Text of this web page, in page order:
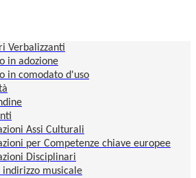
Verbalizzanti
in adozione
in comodato d'uso
Assi Culturali
per Competenze chiave europee
Disciplinari
musicale